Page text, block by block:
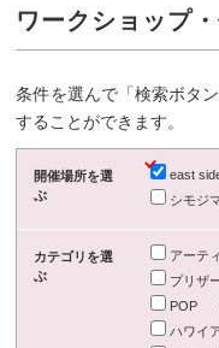
ワークショップ
条件を選んで「検索ボタ
することができます。
開催場所を選
ぶ
east
シモジ
カテゴリを選
ぶ
アーテ
プリザ
POP
ハワイ